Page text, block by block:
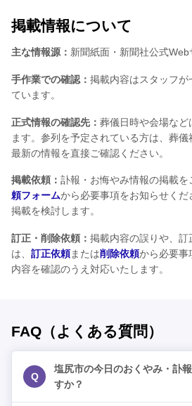
掲載情報について
主な情報源： 新聞紙面・新聞社公式
手作業での確認： 掲載内容はスタッフが
ています。
正式情報の確認先： 葬儀日時や会場など
ます。参列を予定されている方は、葬
最新の情報を直接ご確認ください。
掲載依頼： 訃報・お悔やみ情報の掲載を
頼フォームから必要事項をお知らせくだ
掲載を検討します。
訂正・削除依頼： 掲載内容の誤りや、
は、 訂正依頼または削除依頼から必要事
内容を確認のうえ対応いたします。
FAQ（よくある質問）
Q
塩尻市の今日のおくやみ・訃
すか？